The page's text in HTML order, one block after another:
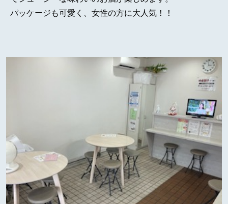
パッケージも可愛く、女性の方に大人気！！